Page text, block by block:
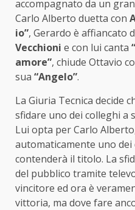
accompagnato da un
Carlo Alberto duetta con
io”, Gerardo è affiancato
Vecchioni e con lui canta
amore”, chiude Ottavio
sua “Angelo”.
La Giuria Tecnica decide
sfidare uno dei colleghi a
Lui opta per Carlo
automaticamente uno dei
contenderà il titolo. La
del pubblico tramite
vincitore ed ora è
vittoria, ma dove fare